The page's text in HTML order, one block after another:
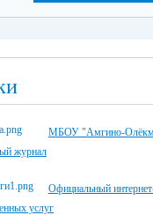
МБОУ "Амгино-
журнал
Официальный
услуг